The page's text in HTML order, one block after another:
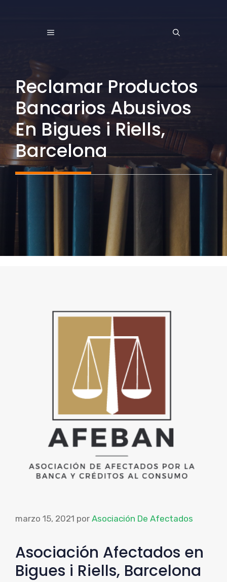
MENÚ
Reclamar Productos
Bancarios Abusivos
En Bigues i Riells,
Barcelona
marzo 15, 2021 por Asociación De Afectados
Asociación Afectados en
Bigues i Riells, Barcelona